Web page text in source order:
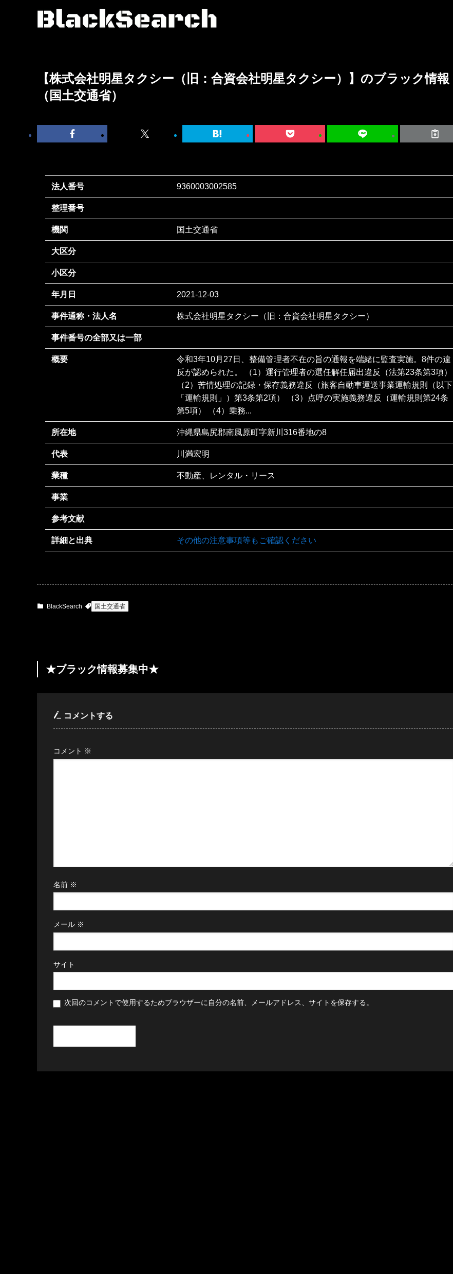
【株式会社明星タクシー（旧：合資会社明星タクシー）】のブラック情報
（国土交通省）
法人番号 9360003002585
整理番号
機関 国土交通省
大区分
小区分
年月日 2021-12-03
事件通称・法人名 株式会社明星タクシー（旧：合資会社明星タクシー）
事件番号の全部又は一部
概要
令和3年10月27日、整備管理者不在の旨の通報を端緒に監査実施。8件の違
反が認められた。 （1）運行管理者の選任解任届出違反（法第23条第3項）
（2）苦情処理の記録・保存義務違反（旅客自動車運送事業運輸規則（以下
「運輸規則」）第3条第2項） （3）点呼の実施義務違反（運輸規則第24条
第5項） （4）乗務...
所在地 沖縄県島尻郡南風原町字新川316番地の8
代表 川満宏明
業種 不動産、レンタル・リース
事業
参考文献
詳細と出典 その他の注意事項等もご確認ください
BlackSearch 国土交通省
★ブラック情報募集中★
コメントする
コメント ※
名前 ※
メール ※
サイト
次回のコメントで使用するためブラウザーに自分の名前、メールアドレス、サイトを保存する。